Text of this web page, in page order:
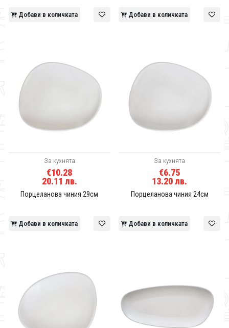
Добави в количката Добави в количката
За кухнята
€10.28
20.11 лв.
Порцеланова чиния 29см
Добави в количката
За кухнята
€6.75
13.20 лв.
Порцеланова чиния 24см
Добави в количката